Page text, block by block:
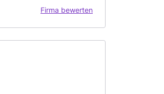
Firma bewerten